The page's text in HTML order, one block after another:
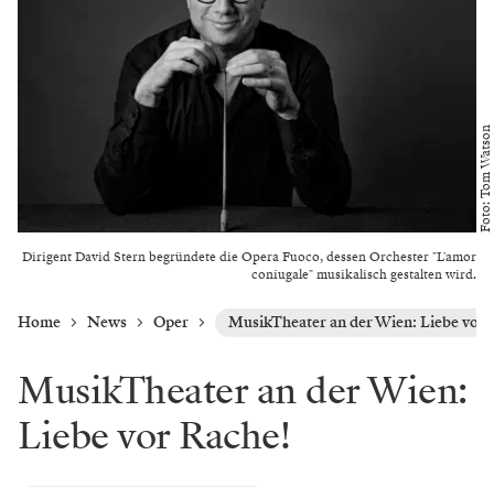
Dirigent David Stern begründete die Opera Fuoco, dessen Orchester "L'amor
coniugale" musikalisch gestalten wird.
Foto: Tom Watson
Home News Oper MusikTheater an der Wien: Liebe vor
MusikTheater an der Wien:
Liebe vor Rache!